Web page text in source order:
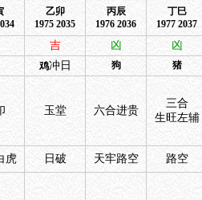
乙卯
1975 2035
丙辰
1976 2036
丁巳
1977 2037
吉 凶 凶
鸡冲日 狗 猪
玉堂 六合进贵
三合
生旺左辅
虎 日破 天牢路空 路空